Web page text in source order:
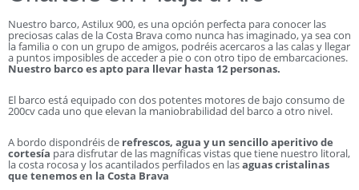
Nuestro barco, Astilux 900, es una opción perfecta para conocer las
preciosas calas de la Costa Brava como nunca has imaginado, ya sea con
la familia o con un grupo de amigos, podréis acercaros a las calas y llegar
a puntos imposibles de acceder a pie o con otro tipo de embarcaciones.
Nuestro barco es apto para llevar hasta 12 personas.
El barco está equipado con dos potentes motores de bajo consumo de
200cv cada uno que elevan la maniobrabilidad del barco a otro nivel.
A bordo dispondréis de refrescos, agua y un sencillo aperitivo de
cortesía para disfrutar de las magníficas vistas que tiene nuestro litoral,
la costa rocosa y los acantilados perfilados en lasaguas cristalinas
que tenemos en la Costa Brava